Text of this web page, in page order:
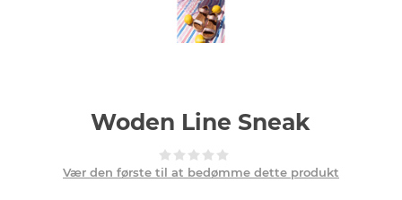
Woden Line Sneak
Vær den første til at bedømme dette produkt